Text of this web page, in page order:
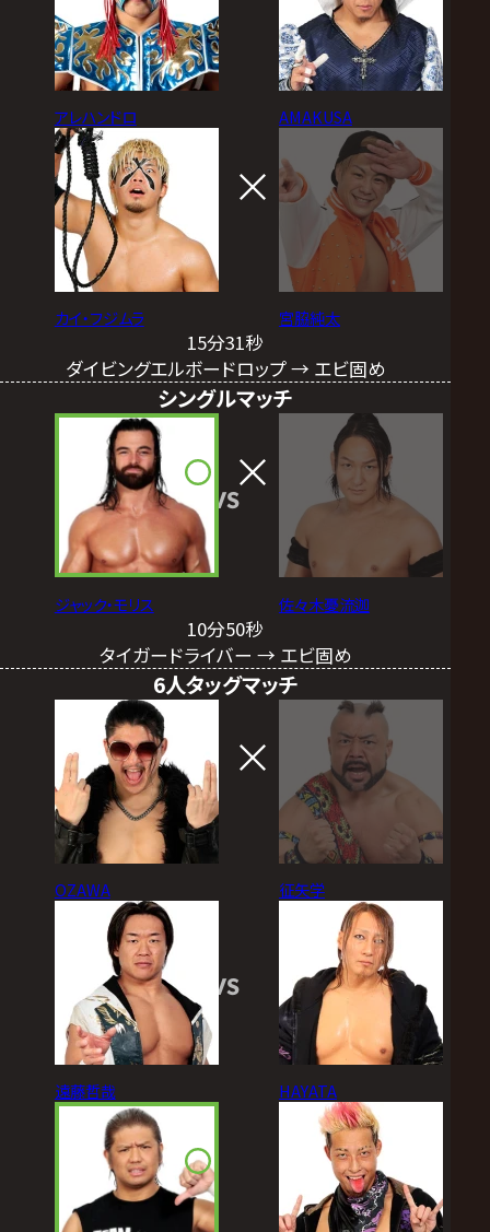
アレハンドロ
カイ・フジムラ
AMAKUSA
宮脇純太
15分31秒
ダイビングエルボードロップ → エビ固め
シングルマッチ
ジャック・モリス
VS
佐々木憂流迦
10分50秒
タイガードライバー → エビ固め
6人タッグマッチ
OZAWA
遠藤哲哉
VS
征矢学
HAYATA